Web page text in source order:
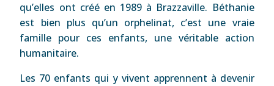
qu’elles ont créé en 1989 à Brazzaville. Béthanie
est bien plus qu’un orphelinat, c’est une vraie
famille pour ces enfants, une véritable action
humanitaire.
Les 70 enfants qui y vivent apprennent à devenir